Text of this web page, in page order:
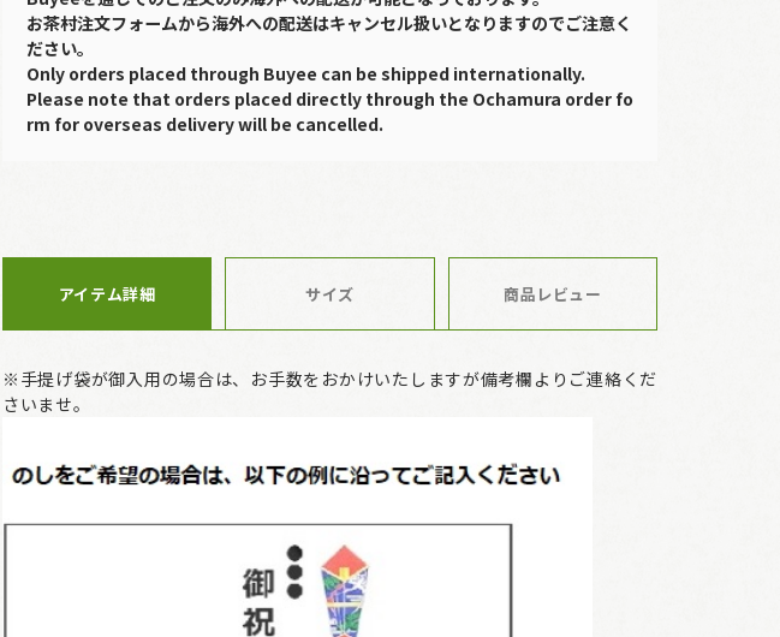
お茶村注文フォームから海外への配送はキャンセル扱いとなりますのでご注意く
ださい。
Only orders placed through Buyee can be shipped internationally.
Please note that orders placed directly through the Ochamura order fo
rm for overseas delivery will be cancelled.
アイテム詳細 サイズ 商品レビュー
※手提げ袋が御入用の場合は、お手数をおかけいたしますが備考欄よりご連絡くだ
さいませ。